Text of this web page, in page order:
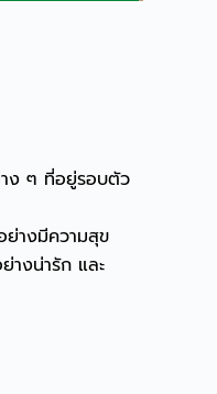
าง ๆ ที่อยู่รอบตัว
างมีความสุข
างน่ารัก และ